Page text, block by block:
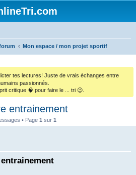
Mon espace / mon projet sportif
tes lectures! Juste de vrais échanges entre
passionnés.
critique 🧠 pour faire le ... tri 😉.
entrainement
• Page 1 sur 1